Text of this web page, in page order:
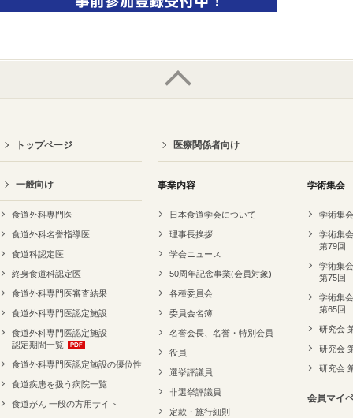
トップページ
一般向け
食道外科専門医
食道外科名誉指導医
食道科認定医
終身食道科認定医
食道外科専門医審査結果
食道外科専門医認定施設
食道外科専門医認定施設
認定期間一覧
食道外科専門医認定施設の優位性
食道疾患を扱う病院一覧
食道がん 一般の方用サイト
医療関係者向け
事業内容
日本食道学会について
理事長挨拶
学会ニュース
50周年記念事業(会員対象)
各種委員会
委員会名簿
名誉会長、名誉・特別会員
役員
選挙評議員
非選挙評議員
定款・施行細則
学術集会
学術集
学術集
第79回
学術集
第75回
学術集
第65回
研究会
研究会
研究会
会員マイ